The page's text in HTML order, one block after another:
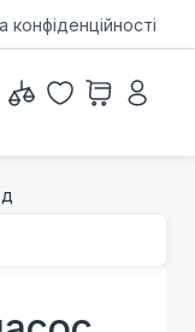
конфіденційності